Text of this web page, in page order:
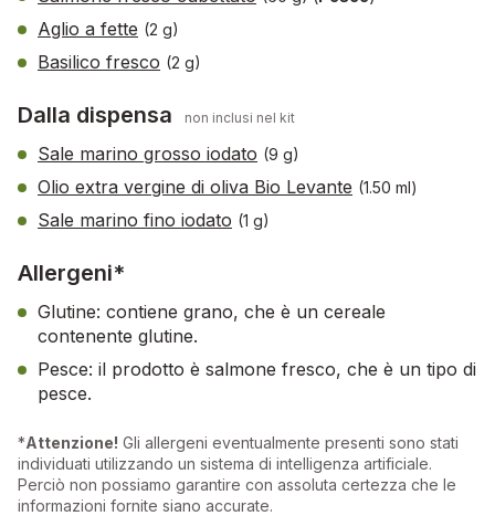
Aglio a fette (2 g)
Basilico fresco (2 g)
Dalla dispensa non inclusi nel kit
Sale marino grosso iodato (9 g)
Olio extra vergine di oliva Bio Levante (1.50 ml)
Sale marino fino iodato (1 g)
Allergeni*
Glutine: contiene grano, che è un cereale
contenente glutine.
Pesce: il prodotto è salmone fresco, che è un tipo di
pesce.
*Attenzione! Gli allergeni eventualmente presenti sono stati
individuati utilizzando un sistema di intelligenza artificiale.
Perciò non possiamo garantire con assoluta certezza che le
informazioni fornite siano accurate.